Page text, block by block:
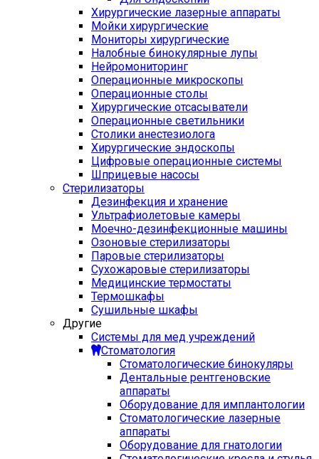
Хирургические лазерные аппараты
Мойки хирургические
Мониторы хирургические
Налобные бинокулярные лупы
Нейромониторинг
Операционные микроскопы
Операционные столы
Хирургические отсасыватели
Операционные светильники
Столики анестезиолога
Хирургические эндоскопы
Цифровые операционные системы
Шприцевые насосы
Стерилизаторы
Дезинфекция и хранение
Ультрафиолетовые камеры
Моечно-дезинфекционные машины
Озоновые стерилизаторы
Паровые стерилизаторы
Сухожаровые стерилизаторы
Медицинские термостаты
Термошкафы
Сушильные шкафы
Другие
Системы для мед учреждений
Стоматология
Стоматологические бинокуляры
Дентальные рентгеновские
аппараты
Оборудование для имплантологии
Стоматологические лазерные
аппараты
Оборудование для гнатологии